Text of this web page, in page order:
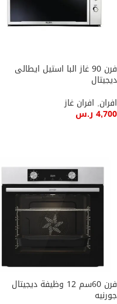
فرن 90 غاز البا استيل ايطالى
ديجيتال
افران, افران غاز
4,700 ر.س
فرن 60سم 12 وظيفة ديجيتال
جورنيه